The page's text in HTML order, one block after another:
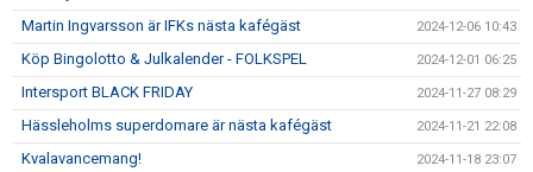
Martin Ingvarsson är IFKs nästa kafégäst 2024-12-06 10:43
Köp Bingolotto & Julkalender - FOLKSPEL 2024-12-01 06:25
Intersport BLACK FRIDAY 2024-11-27 08:29
Hässleholms superdomare är nästa kafégäst 2024-11-21 22:08
Kvalavancemang! 2024-11-18 23:07